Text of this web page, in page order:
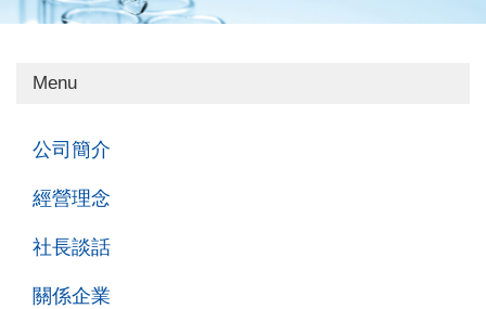
Menu
公司簡介
經營理念
社長談話
關係企業